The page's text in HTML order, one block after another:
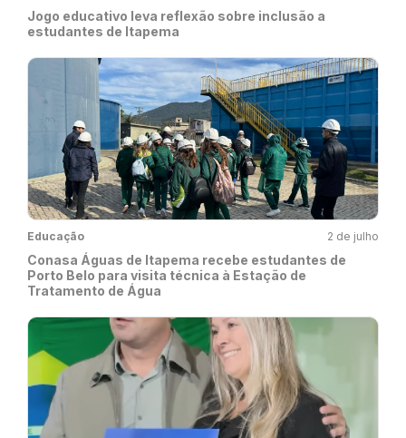
Jogo educativo leva reflexão sobre inclusão a
estudantes de Itapema
Educação 2 de julho
Conasa Águas de Itapema recebe estudantes de
Porto Belo para visita técnica à Estação de
Tratamento de Água